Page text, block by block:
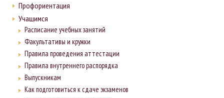
Профориентация
Учащимся
Расписание учебных занятий
Факультативы и кружки
Правила проведения аттестации
Правила внутреннего распорядка
Выпускникам
Как подготовиться к сдаче экзаменов